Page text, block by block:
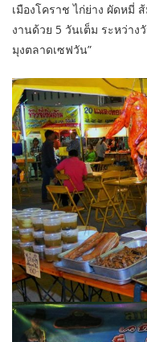
เมืองโคราช ไก่ย่าง ผัดหมี่
งานด้วย 5 วันเต็ม ระหว่า
มุงตลาดเซฟวัน”